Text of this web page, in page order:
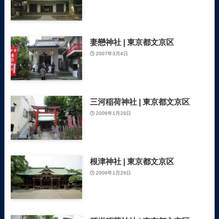
妻戀神社 | 東京都文京区
2007年3月4日
三河稲荷神社 | 東京都文京区
2006年1月29日
根津神社 | 東京都文京区
2006年1月29日